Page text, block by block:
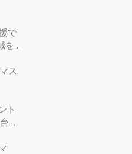
で
を強
ス
ト
を